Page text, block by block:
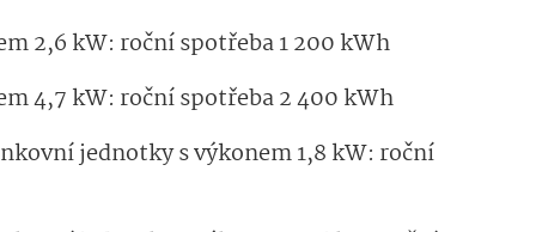
2,6 kW: roční spotřeba 1 200 kWh
4,7 kW: roční spotřeba 2 400 kWh
jednotky s výkonem 1,8 kW: roční